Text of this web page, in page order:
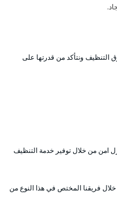
التنظيف ونتأكد من قدرتها على
امن من خلال توفير خدمة التنظيف
فريقنا المختص في هذا النوع من